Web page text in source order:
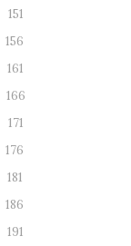
151
156
161
166
171
176
181
186
191